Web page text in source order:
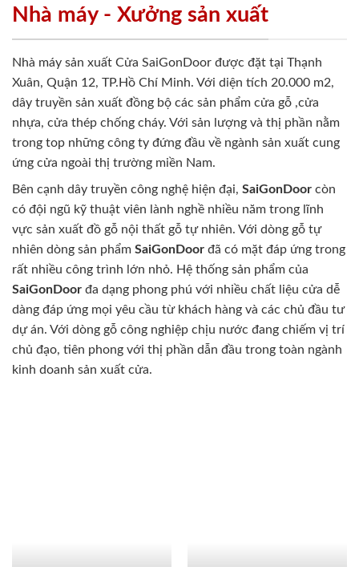
Nhà máy - Xưởng sản xuất
Nhà máy sản xuất Cửa SaiGonDoor được đặt tại Thạnh
Xuân, Quận 12, TP.Hồ Chí Minh. Với diện tích 20.000 m2,
dây truyền sản xuất đồng bộ các sản phẩm cửa gỗ ,cửa
nhựa, cửa thép chống cháy. Với sản lượng và thị phần nằm
trong top những công ty đứng đầu về ngành sản xuất cung
ứng cửa ngoài thị trường miền Nam.
Bên cạnh dây truyền công nghệ hiện đại, SaiGonDoor còn
có đội ngũ kỹ thuật viên lành nghề nhiều năm trong lĩnh
vực sản xuất đồ gỗ nội thất gỗ tự nhiên. Với dòng gỗ tự
nhiên dòng sản phẩm SaiGonDoor đã có mặt đáp ứng trong
rất nhiều công trình lớn nhỏ. Hệ thống sản phẩm của
SaiGonDoor đa dạng phong phú với nhiều chất liệu cửa dễ
dàng đáp ứng mọi yêu cầu từ khách hàng và các chủ đầu tư
dự án. Với dòng gỗ công nghiệp chịu nước đang chiếm vị trí
chủ đạo, tiên phong với thị phần dẫn đầu trong toàn ngành
kinh doanh sản xuất cửa.